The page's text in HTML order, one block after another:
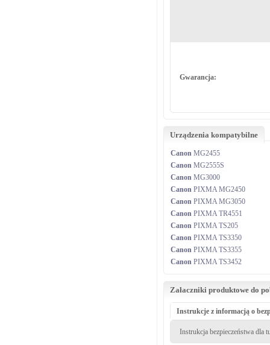
Gwarancja:
Urządzenia kompatybilne
Canon MG2455
Canon MG2555S
Canon MG3000
Canon PIXMA MG2450
Canon PIXMA MG3050
Canon PIXMA TR4551
Canon PIXMA TS205
Canon PIXMA TS3350
Canon PIXMA TS3355
Canon PIXMA TS3452
Załaczniki produktowe do
Instrukcje z informacją o
Instrukcja bezpieczeństwa dla